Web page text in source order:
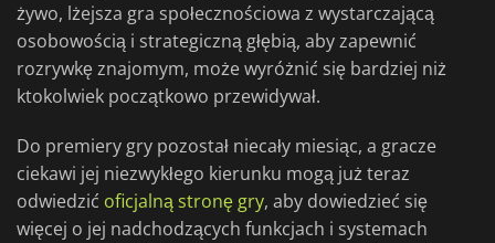
żywo, lżejsza gra społecznościowa z wystarczającą
osobowością i strategiczną głębią, aby zapewnić
rozrywkę znajomym, może wyróżnić się bardziej niż
ktokolwiek początkowo przewidywał.
Do premiery gry pozostał niecały miesiąc, a gracze
ciekawi jej niezwykłego kierunku mogą już teraz
odwiedzić oficjalną stronę gry, aby dowiedzieć się
więcej o jej nadchodzących funkcjach i systemach